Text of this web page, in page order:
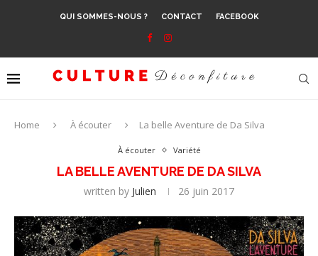
QUI SOMMES-NOUS ? CONTACT FACEBOOK
Home À écouter La belle Aventure de Da Silva
À écouter Variété
LA BELLE AVENTURE DE DA SILVA
written by Julien 26 juin 2017